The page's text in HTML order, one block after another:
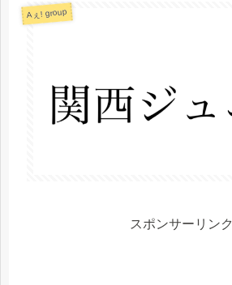
Aぇ! group
スポンサーリンク